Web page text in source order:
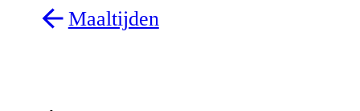
Maaltijden